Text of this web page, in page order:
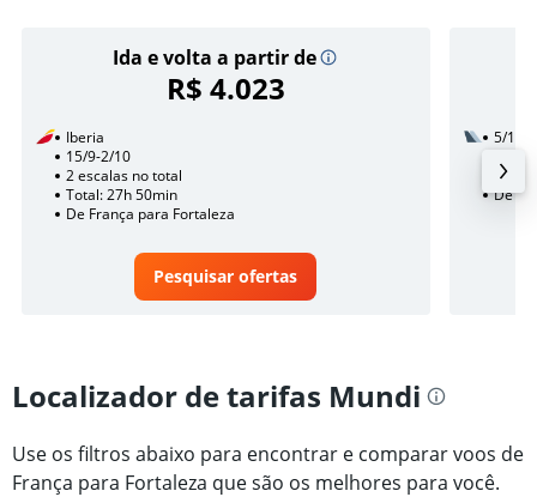
Ida e volta a partir de
R$ 4.023
Iberia
15/9-2/10
2 escalas no total
Total: 27h 50min
De França para Fortaleza
Pesquisar ofertas
5/10
2
De
Localizador de tarifas Mundi
Use os filtros abaixo para encontrar e comparar voos de
França para Fortaleza que são os melhores para você.